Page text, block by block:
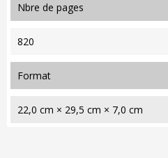
nbre de pages
820
format
22,0 cm × 29,5 cm × 7,0 cm